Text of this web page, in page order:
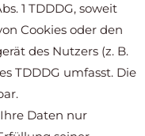
1 TDDDG, soweit
Cookies oder den
des Nutzers (z. B.
TDDDG umfasst. Die
Daten nur